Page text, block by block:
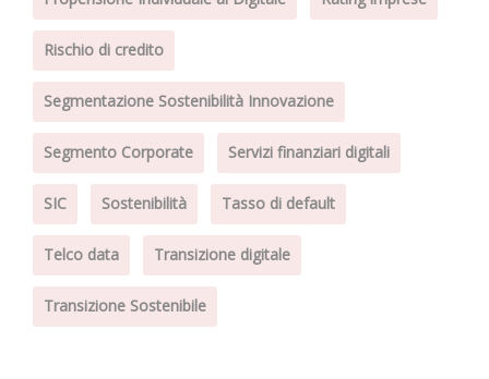
Rischio di credito
Segmentazione Sostenibilità Innovazione
Segmento Corporate Servizi finanziari digitali
SIC Sostenibilità Tasso di default
Telco data Transizione digitale
Transizione Sostenibile